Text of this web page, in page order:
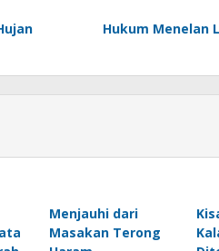
Hukum Menelan
Menjauhi dari
Masakan Terong